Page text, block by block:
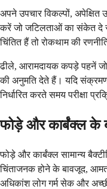
अपने उपचार विकल्पों,
करें जो जटिलताओं का संकेत दे
चिंतित हैं तो रोकथाम की
ढीले, आरामदायक कपड़े पहनें
की अनुमति देते हैं। यदि
निर्धारित करते समय परीक्षा
फोड़े और कार्बंक्ल के
फोड़े और कार्बंक्ल सामान्य
चिंताजनक होने के बावजूद,
अधिकांश लोग गर्म सेक और